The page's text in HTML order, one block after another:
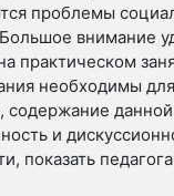
проблемы
внимание
практическом
необходимы
содержание
и
показать